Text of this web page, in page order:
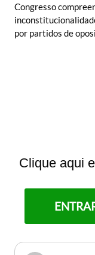
Congresso
por partidos de
Clique aqui